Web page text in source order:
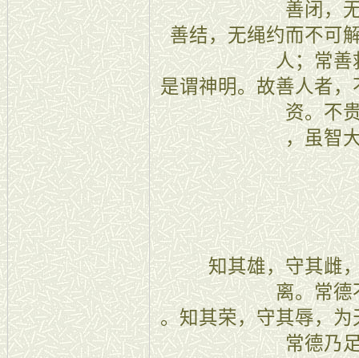
善闭，
善结，无绳约而不可
人；常善
是谓神明。故善人者
资。不
，虽智
二十八
知其雄，守其雌，
离。常德
。知其荣，守其辱，
常德乃